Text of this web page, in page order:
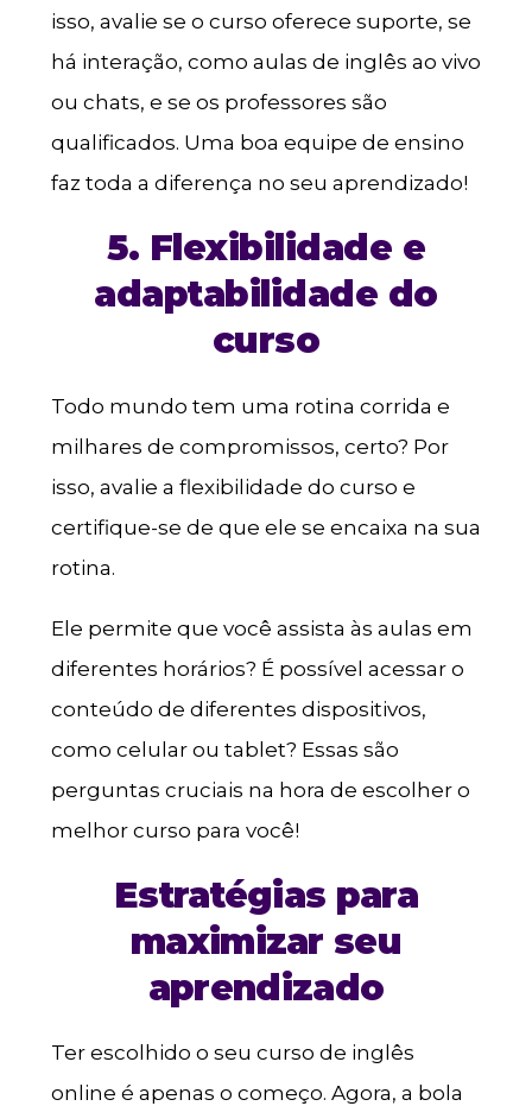
isso, avalie se o curso oferece suporte, se
há interação, como aulas de inglês ao vivo
ou chats, e se os professores são
qualificados. Uma boa equipe de ensino
faz toda a diferença no seu aprendizado!
5. Flexibilidade e
adaptabilidade do
curso
Todo mundo tem uma rotina corrida e
milhares de compromissos, certo? Por
isso, avalie a flexibilidade do curso e
certifique-se de que ele se encaixa na sua
rotina.
Ele permite que você assista às aulas em
diferentes horários? É possível acessar o
conteúdo de diferentes dispositivos,
como celular ou tablet? Essas são
perguntas cruciais na hora de escolher o
melhor curso para você!
Estratégias para
maximizar seu
aprendizado
Ter escolhido o seu curso de inglês
online é apenas o começo. Agora, a bola